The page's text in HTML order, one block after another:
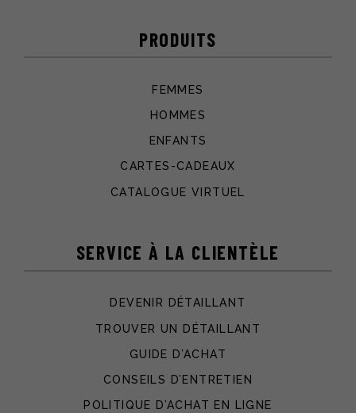
PRODUITS
FEMMES
HOMMES
ENFANTS
CARTES-CADEAUX
CATALOGUE VIRTUEL
SERVICE À LA CLIENTÈLE
DEVENIR DÉTAILLANT
TROUVER UN DÉTAILLANT
GUIDE D’ACHAT
CONSEILS D’ENTRETIEN
POLITIQUE D’ACHAT EN LIGNE